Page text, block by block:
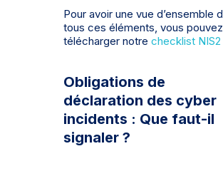
Pour avoir une vue d’ensemble
tous ces éléments, vous pouvez
télécharger notre checklist NIS2
Obligations de
déclaration des cyber
incidents : Que faut-il
signaler ?